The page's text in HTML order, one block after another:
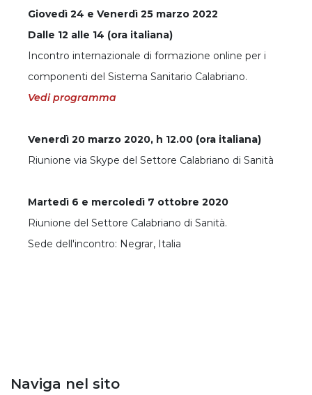
Giovedì 24 e Venerdì 25 marzo 2022
Dalle 12 alle 14 (ora italiana)
Incontro internazionale di formazione online per i
componenti del Sistema Sanitario Calabriano.
Vedi programma
Venerdì 20 marzo 2020, h 12.00 (ora italiana)
Riunione via Skype del Settore Calabriano di Sanità
Martedì 6 e mercoledì 7 ottobre 2020
Riunione del Settore Calabriano di Sanità.
Sede dell'incontro: Negrar, Italia
Naviga nel sito